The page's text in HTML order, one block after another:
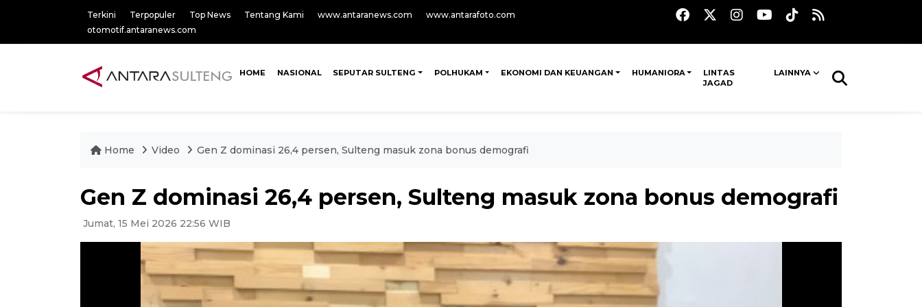
Terkini Terpopuler Top News Tentang Kami www.antaranews.com
www.antarafoto.com
otomotif.antaranews.com
HOME NASIONAL SEPUTAR SULTENG POLHUKAM EKONOMI DAN KEUANGAN HUMANIORA
LINTAS
JAGAD
LAINNYA
Home Video Gen Z dominasi 26,4 persen, Sulteng masuk zona bonus demografi
Gen Z dominasi 26,4 persen, Sulteng masuk zona bonus demografi
Jumat, 15 Mei 2026 22:56 WIB